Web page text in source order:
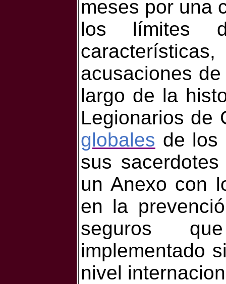
meses por una
los límites
acusaciones
largo de la
Legionarios de
globales de los
sus
un Anexo con
en la
seguros
implementado
nivel